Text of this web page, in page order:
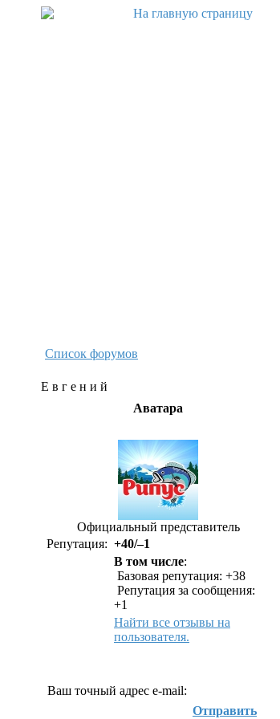
Список форумов
Е в г е н и й
Аватара
Официальный представитель
Репутация: +40/–1
В том числе:
Базовая репутация: +38
Репутация за сообщения:
+1
Найти все отзывы на
пользователя.
Ваш точный адрес e-mail:
Отправить